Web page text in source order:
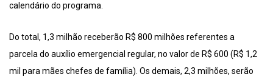
calendário do programa.
Do total, 1,3 milhão receberão R$ 800 milhões referentes a
parcela do auxílio emergencial regular, no valor de R$ 600 (R$ 1,2
mil para mães chefes de família). Os demais, 2,3 milhões, serão